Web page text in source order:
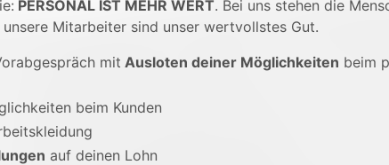
PERSONAL IST MEHR WERT. Bei uns stehen die
Mitarbeiter sind unser wertvollstes Gut.
mit Ausloten deiner Möglichkeiten beim
beim Kunden
auf deinen Lohn